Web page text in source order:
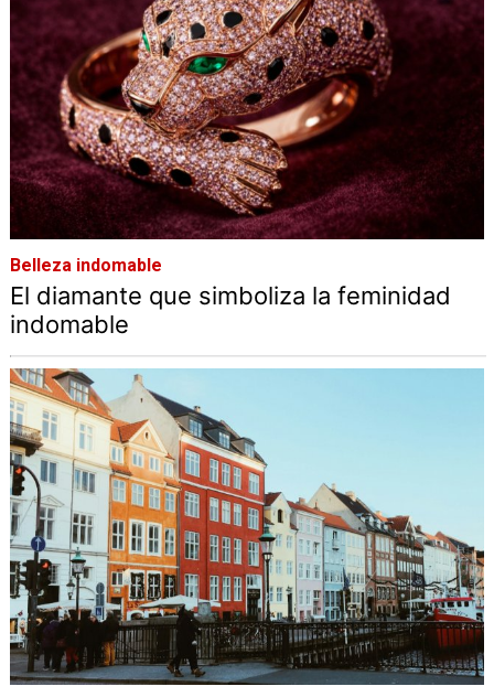
Belleza indomable
El diamante que simboliza la feminidad
indomable